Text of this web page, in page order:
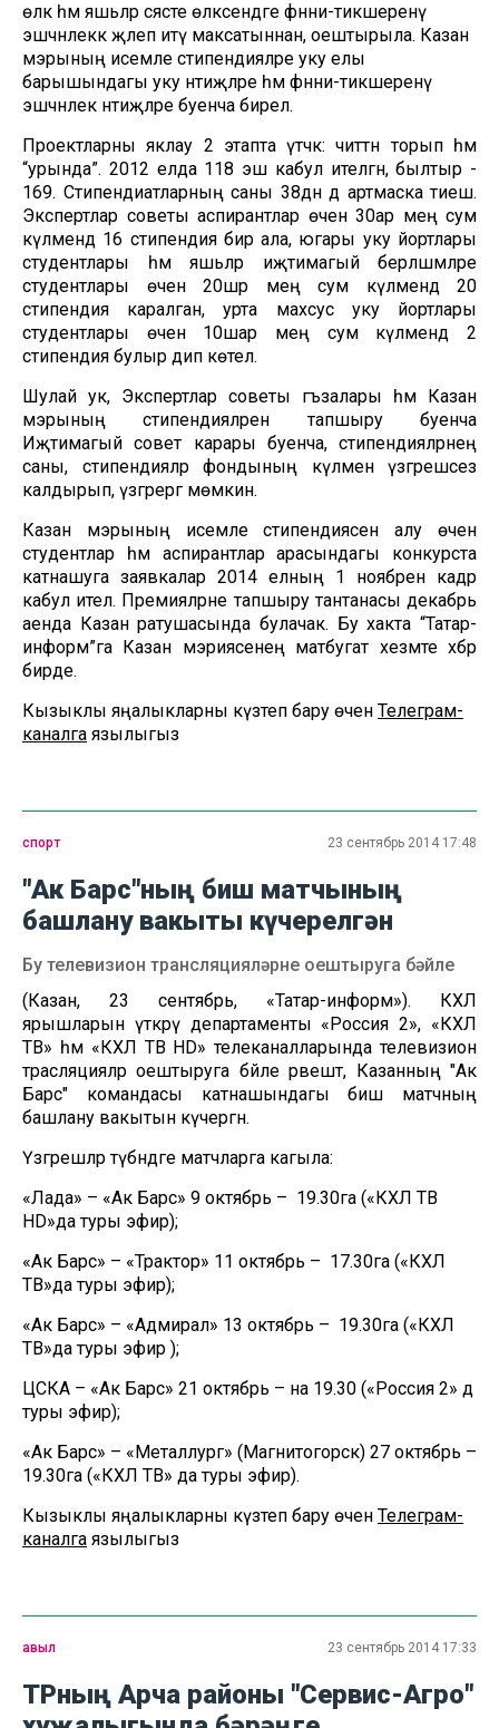
өлкә һәм яшьләр сәясәте өлкәсендәге фәнни-тикшеренү
эшчәнлеккә җәлеп итү максатыннан, оештырыла. Казан
мэрының исемле стипендияләре уку елы
барышындагы уку нәтиҗәләре һәм фәнни-тикшеренү
эшчәнлек нәтиҗәләре буенча бирелә.
Проектларны яклау 2 этапта үтәчәк: читтән торып һәм
“урында”. 2012 елда 118 эш кабул ителгән, былтыр -
169. Стипендиатларның саны 38дән дә артмаска тиеш.
Экспертлар советы аспирантлар өчен 30ар мең сум
күләмендә 16 стипендия бирә ала, югары уку йортлары
студентлары һәм яшьләр иҗтимагый берләшмәләре
студентлары өчен 20шәр мең сум күләмендә 20
стипендия каралган, урта махсус уку йортлары
студентлары өчен 10шар мең сум күләмендә 2
стипендия булыр дип көтелә.
Шулай ук, Экспертлар советы әгъзалары һәм Казан
мэрының стипендияләрен тапшыру буенча
Иҗтимагый совет карары буенча, стипендияләрнең
саны, стипендияләр фондының күләмен үзгәрешсез
калдырып, үзгәрергә мөмкин.
Казан мэрының исемле стипендиясен алу өчен
студентлар һәм аспирантлар арасындагы конкурста
катнашуга заявкалар 2014 елның 1 ноябренә кадәр
кабул ителә. Премияләрне тапшыру тантанасы декабрь
аенда Казан ратушасында булачак. Бу хакта “Татар-
информ”га Казан мэриясенең матбугат хезмәте хәбәр
бирде.
Кызыклы яңалыкларны күзәтеп бару өчен Телеграм-
каналга язылыгыз
спорт 23 сентябрь 2014 17:48
"Ак Барс"ның биш матчының
башлану вакыты күчерелгән
Бу телевизион трансляцияләрне оештыруга бәйле
(Казан, 23 сентябрь, «Татар-информ»). КХЛ
ярышларын үткәрү департаменты «Россия 2», «КХЛ
ТВ» һәм «КХЛ ТВ HD» телеканалларында телевизион
трасляцияләр оештыруга бәйле рәвештә, Казанның "Ак
Барс" командасы катнашындагы биш матчның
башлану вакытын күчергән.
Үзгәрешләр түбәндәге матчларга кагыла:
«Лада» – «Ак Барс» 9 октябрь – 19.30га («КХЛ ТВ
HD»да туры эфир);
«Ак Барс» – «Трактор» 11 октябрь – 17.30га («КХЛ
ТВ»да туры эфир);
«Ак Барс» – «Адмирал» 13 октябрь – 19.30га («КХЛ
ТВ»да туры эфир );
ЦСКА – «Ак Барс» 21 октябрь – на 19.30 («Россия 2» дә
туры эфир);
«Ак Барс» – «Металлург» (Магнитогорск) 27 октябрь –
19.30га («КХЛ ТВ» да туры эфир).
Кызыклы яңалыкларны күзәтеп бару өчен Телеграм-
каналга язылыгыз
авыл 23 сентябрь 2014 17:33
ТРның Арча районы "Сервис-Агро"